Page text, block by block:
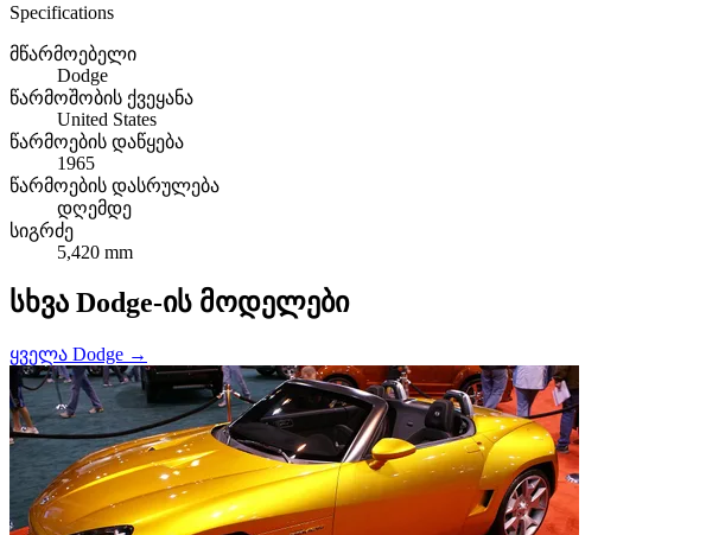
Specifications
მწარმოებელი
Dodge
წარმოშობის ქვეყანა
United States
წარმოების დაწყება
1965
წარმოების დასრულება
დღემდე
სიგრძე
5,420 mm
სხვა Dodge-ის მოდელები
ყველა Dodge →